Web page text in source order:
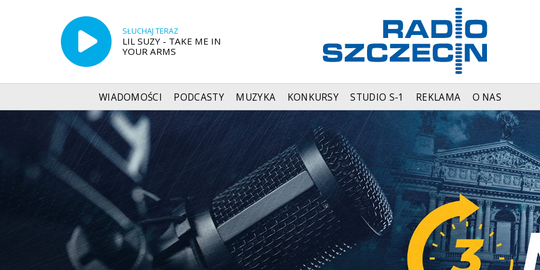
SŁUCHAJ TERAZ
LIL SUZY - TAKE ME IN
YOUR ARMS
WIADOMOŚCI PODCASTY MUZYKA KONKURSY STUDIO S-1 REKLAMA O NAS